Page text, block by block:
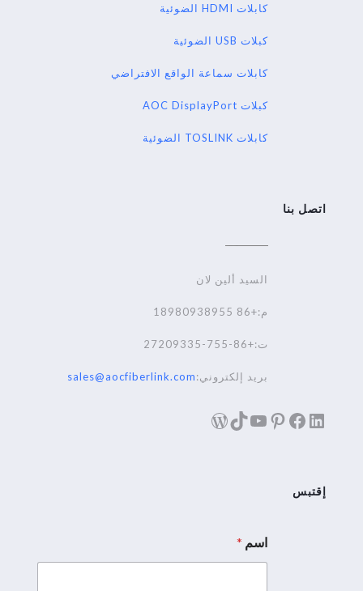
كابلات HDMI الضوئية
كبلات USB الضوئية
كابلات سماعة الواقع الافتراضي
كبلات AOC DisplayPort
كابلات TOSLINK الضوئية
اتصل بنا
السيد ألين لان
م:+86 18980938955
ت:+86-755-27209335
بريد إلكتروني:sales@aocfiberlink.com
لينكد إنفيسبوك
بينترست
يوتيوب
تيك توكووردبريس
إقتبس
اسم *